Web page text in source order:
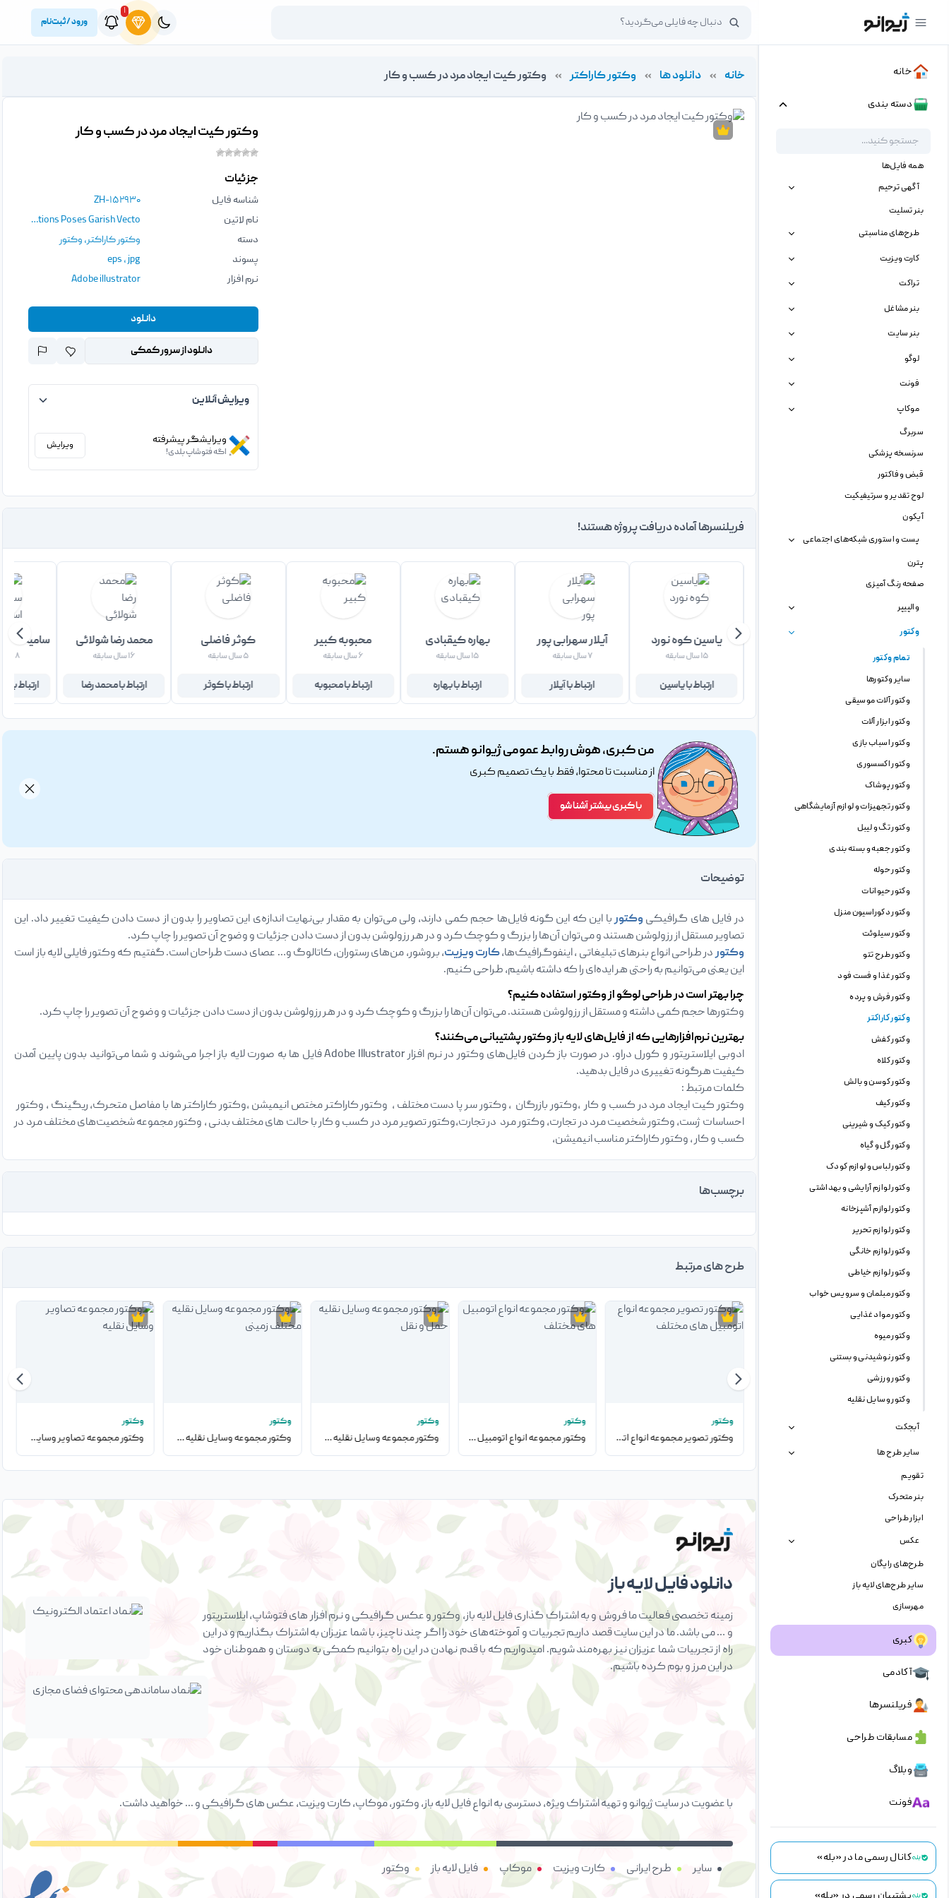
۱
ورود / ثبت‌نام
خانه
دسته بندی
همه فایل‌ها
آگهی ترحیم
بنر تسلیت
طرح‌های مناسبتی
کارت ویزیت
تراکت
بنر مشاغل
بنر سایت
لوگو
فونت
موکاپ
سربرگ
سرنسخه پزشکی
قبض و فاکتور
لوح تقدیر و سرتیفیکیت
آیکون
پست و استوری شبکه‌های اجتماعی
پترن
صفحه رنگ آمیزی
والپیپر
وکتور
تمام وکتور
سایر وکتورها
وکتور آلات موسیقی
وکتور ابزار آلات
وکتور اسباب بازی
وکتور اکسسوری
وکتور پوشاک
وکتور تجهیزات و لوازم آزمایشگاهی
وکتور تگ و لیبل
وکتور جعبه و بسته بندی
وکتور حوله
وکتور حیوانات
وکتور دکوراسیون منزل
وکتور سیلوئت
وکتور طرح تتو
وکتور غذا و فست فود
وکتور فرش و پرده
وکتور کاراکتر
وکتور کفش
وکتور کلاه
وکتور کوسن و بالش
وکتور کیف
وکتور کیک و شیرینی
وکتور گل و گیاه
وکتور لباس و لوازم کودک
وکتور لوازم آرایشی و بهداشتی
وکتور لوازم آشپزخانه
وکتور لوازم تحریر
وکتور لوازم خانگی
وکتور لوازم خیاطی
وکتور مبلمان و سرویس خواب
وکتور مواد غذایی
وکتور میوه
وکتور نوشیدنی و بستنی
وکتور ورزشی
وکتور وسایل نقلیه
آبجکت
سایر طرح ها
تقویم
بنر متحرک
ابزار طراحی
عکس
طرح‌های رایگان
سایر طرح‌های لایه باز
مهرسازی
کبری
آکادمی
فریلنسرها
مسابقات طراحی
وبلاگ
فونت
کانال رسمی ما در «بله»
خانه » دانلود ها » وکتور کاراکتر » وکتور کیت ایجاد مرد در کسب و کار
وکتور کیت ایجاد مرد در کسب و کار
جزئیات
شناسه فایل
ZH-۱۵۲۹۳۰
نام لاتین
Business Creation Kit Businessmen Body Parts Accessories Head Feet Hands Emotions Poses Garish Vecto
دسته
وکتور کاراکتر, وکتور
پسوند
eps ،jpg
نرم افزار
Adobe illustrator
دانلود
دانلود از سرور کمکی
ویرایش آنلاین
ویرایشگر پیشرفته
اگه فتوشاپ بلدی!
ویرایش
فریلنسرها آماده دریافت پروژه هستند!
یاسین کوه نورد
۱۵ سال سابقه
ارتباط با یاسین
آیلار سهرابی پور
۷ سال سابقه
ارتباط با آیلار
بهاره کیقبادی
۱۵ سال سابقه
ارتباط با بهاره
محبوبه کبیر
۶ سال سابقه
ارتباط با محبوبه
کوثر فاضلی
۵ سال سابقه
ارتباط با کوثر
محمد رضا شولائی
۱۶ سال سابقه
ارتباط با محمد رضا
سامیه
۸ سال سابقه
ارتباط با
من کبری، هوش روابط عمومی ژیوانو هستم.
از مناسبت تا محتوا، فقط با یک تصمیم کبری
با کبری بیشتر آشنا شو
توضیحات
در فایل های گرافیکی وکتوربا این که این گونه فایل‌ها حجم کمی دارند، ولی می‌توان به مقدار بی‌نهایت اندازه‌ی این تصاویر را بدون از دست دادن کیفیت تغییر داد. این
تصاویر مستقل از رزولوشن هستند و می‌توان آن‌ها را بزرگ و کوچک کرد و در هر رزولوشن بدون از دست دادن جزئیات و وضوح آن تصویر را چاپ کرد.
وکتوردر طراحی انواع بنرهای تبلیغاتی ، اینفوگرافیک‌ها،کارت ویزیت‌، بروشور‌، من‌های رستوران‌، کاتالوگ و… عصای دست طراحان است. گفتیم که وکتور فایلی لایه باز است
این یعنی می‌توانیم به راحتی هر ایده‌ای را که داشته باشیم، طراحی کنیم.
چرا بهتر است در طراحی لوگو از وکتور استفاده کنیم؟
وکتورها حجم کمی داشته و مستقل از رزولوشن هستند. می‌توان آن‌ها را بزرگ و کوچک کرد و در هر رزولوشن بدون از دست دادن جزئیات و وضوح آن تصویر را چاپ کرد.
بهترین نرم‌افزارهایی که از فایل‌های لایه باز وکتور پشتیبانی می‌کنند؟
ادوبی ایلاستریتور و کورل دراو. در صورت باز کردن فایل‌های وکتور در نرم افزار Adobe Illustrator فایل ها به صورت لایه باز اجرا می‌شوند و شما می‌توانید بدون پایین آمدن
کیفیت هرگونه تغییری در فایل بدهید.
کلمات مرتبط :
وکتور کیت ایجاد مرد در کسب و کار ،وکتور بازرگان ، وکتور سر پا دست مختلف ، وکتور کاراکتر مختص انیمیشن ،وکتور کاراکتر ها با مفاصل متحرک، ریگینگ ، وکتور
احساسات ژست، وکتور شخصیت مرد در تجارت، وکتور مرد در تجارت،وکتور تصویر مرد در کسب و کار با حالت های مختلف بدنی ، وکتور مجموعه شخصیت‌های مختلف مرد در
کسب و کار ، وکتور کاراکتر مناسب انیمیشن،
برچسب‌ها
طرح های مرتبط
وکتور
وکتور تصویر مجموعه انواع اتومبیل های مختلف
وکتور
وکتور مجموعه انواع اتومبیل های مختلف
وکتور
وکتور مجموعه وسایل نقلیه حمل و نقل
وکتور
وکتور مجموعه وسایل نقلیه مختلف زمینی
وکتور
وکتور مجموعه تصاویر وسایل نقلیه
دانلود فایل لایه باز
زمینه تخصصی فعالیت ما فروش و به اشتراک گذاری فایل لایه باز، وکتور و عکس گرافیکی و نرم افزار های فتوشاپ، ایلاستریتور
و … می باشد. ما در این سایت قصد داریم تجربیات و آموخته‌های خود را اگر چند ناچیز، با شما عزیزان به اشتراک بگذاریم و در این
راه از تجربیات شما عزیزان نیز بهره‌مند شویم. امیدواریم که با قدم نهادن در این راه بتوانیم کمکی به دوستان و هموطنان خود
در این مرز و بوم کرده باشیم.
با عضویت در سایت ژیوانو و تهیه اشتراک ویژه، دسترسی به انواع فایل لایه باز، وکتور، موکاپ، کارت ویزیت، عکس های گرافیکی و ... خواهید داشت.
سایر طرح ایرانی کارت ویزیت موکاپ فایل لایه باز وکتور